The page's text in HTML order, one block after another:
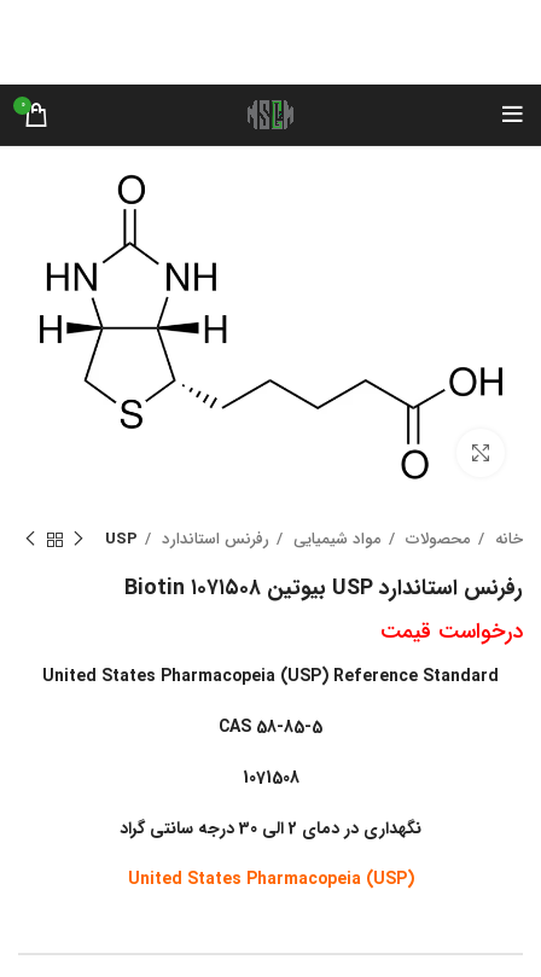
0
بزرگنمایی تصویر
خانه محصولات مواد شیمیایی رفرنس استاندارد USP
رفرنس استاندارد USP بیوتین ۱۰۷۱۵۰۸ Biotin
درخواست قیمت
United States Pharmacopeia (USP) Reference Standard
CAS 58-85-5
1071508
نگهداری در دمای 2 الی 30 درجه سانتی گراد
United States Pharmacopeia (USP)